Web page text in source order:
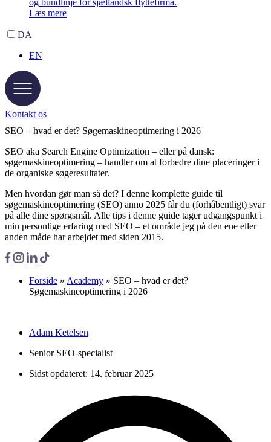
Læs mere
DA
EN
Kontakt os
SEO – hvad er det? Søgemaskineoptimering i 2026
SEO aka Search Engine Optimization – eller på dansk:
søgemaskineoptimering – handler om at forbedre dine placeringer i
de organiske søgeresultater.
Men hvordan gør man så det? I denne komplette guide til
søgemaskineoptimering (SEO) anno 2025 får du (forhåbentligt) svar
på alle dine spørgsmål. Alle tips i denne guide tager udgangspunkt i
min personlige erfaring med SEO – et område jeg på den ene eller
anden måde har arbejdet med siden 2015.
Forside » Academy » SEO – hvad er det?
Søgemaskineoptimering i 2026
Adam Ketelsen
Senior SEO-specialist
Sidst opdateret: 14. februar 2025